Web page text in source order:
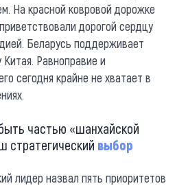
На красной ковровой дорожке
дорогой сердцу
Беларусь поддерживает
Равноправие и
сегодня крайне не хватает в
частью «шанхайской
стратегический выбор
лидер назвал пять приоритетов